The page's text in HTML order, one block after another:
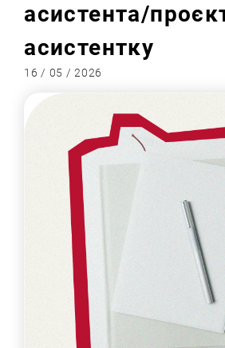
асистента/
асистентку
16 / 05 / 2026